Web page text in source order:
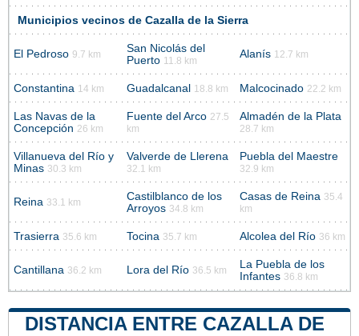
Municipios vecinos de Cazalla de la Sierra
El Pedroso 9.7 km
San Nicolás del
Puerto 11.8 km
Alanís 12.7 km
Constantina 14 km Guadalcanal 18.8 km Malcocinado 22.2 km
Las Navas de la
Concepción 26 km
Fuente del Arco 27.5
km
Almadén de la Plata
28.7 km
Villanueva del Río y
Minas 30.3 km
Valverde de Llerena
32.1 km
Puebla del Maestre
32.9 km
Reina 33.1 km
Castilblanco de los
Arroyos 34.8 km
Casas de Reina 35.4
km
Trasierra 35.6 km Tocina 35.7 km Alcolea del Río 36 km
Cantillana 36.2 km Lora del Río 36.5 km
La Puebla de los
Infantes 36.8 km
DISTANCIA ENTRE CAZALLA DE